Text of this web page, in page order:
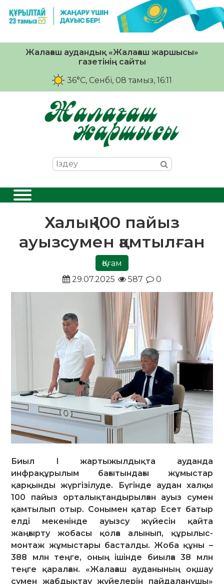
Жалағаш аудандық «Жалағаш жаршысы»
газетінің сайты
36°C, Сенбі, 08 тамыз, 16:11
Халық 100 пайыз
ауызсумен қамтылған
Қоғам
29.07.2025
587 0
Биыл І жартыжылдықта ауданда
инфрақұрылым бағытындағы жұмыстар
қарқынды жүргізілуде. Бүгінде аудан халқы
100 пайыз орталықтандырылған ауыз сумен
қамтылып отыр. Сонымен қатар Есет батыр
елді мекенінде ауызсу жүйесін қайта
жаңғырту жобасы қолға алынып, құрылыс-
монтаж жұмыстары басталды. Жоба құны –
388 млн теңге, оның ішінде биылға 38 млн
теңге қаралған. «Жалағаш ауданының оқшау
сумен жабдықтау жүйелерін пайдаланушы»